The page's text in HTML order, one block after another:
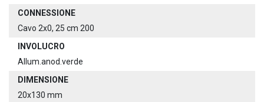
CONNESSIONE
Cavo 2x0, 25 cm 200
INVOLUCRO
Allum.anod.verde
DIMENSIONE
20x130 mm